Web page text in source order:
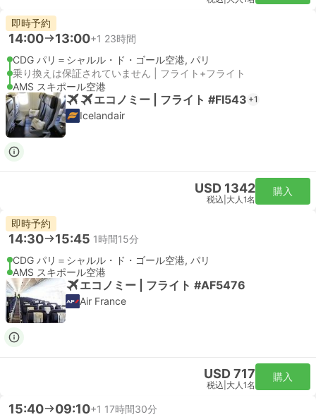
即時予約
14:00 13:00+1 23時間
CDG パリ＝シャルル・ド・ゴール空港, パリ
乗り換えは保証されていません | フライト+フライト
AMS スキポール空港
エコノミー | フライト #FI543 +1
Icelandair
USD 1342
税込 大人1名
購入
即時予約
14:30 15:45 1時間15分
CDG パリ＝シャルル・ド・ゴール空港, パリ
AMS スキポール空港
エコノミー | フライト #AF5476
Air France
USD 717
税込 大人1名
購入
15:40 09:10+1 17時間30分